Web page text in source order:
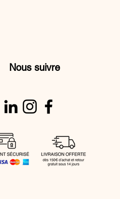
Nous suivre